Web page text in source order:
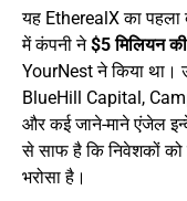
यह EtherealX का
में कंपनी ने$5 मिलियन
YourNest ने किया
BlueHill Capital,
और कई जाने-माने एंजेल
से साफ है कि निवेशकों को
भरोसा है।